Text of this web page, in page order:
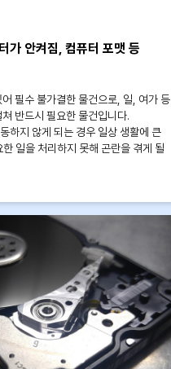
가 안켜짐, 컴퓨터 포맷 등
필수 불가결한 물건으로, 일, 여가 등
반드시 필요한 물건입니다.
하지 않게 되는 경우 일상 생활에 큰
일을 처리하지 못해 곤란을 겪게 될